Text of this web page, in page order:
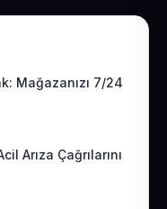
Mağazanızı 7/24
Arıza Çağrılarını